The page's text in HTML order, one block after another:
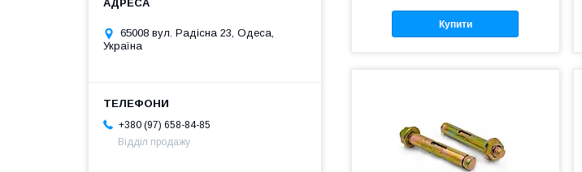
Купити
65008 вул. Радісна 23, Одеса,
Україна
+380 (97) 658-84-85
Відділ продажу